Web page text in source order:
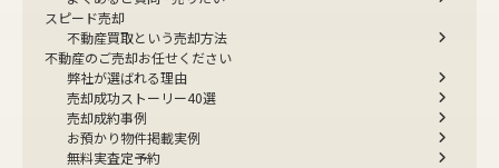
スピード売却
不動産買取という売却方法
不動産のご売却お任せください
弊社が選ばれる理由
売却成功ストーリー40選
売却成約事例
お預かり物件掲載実例
無料実査定予約